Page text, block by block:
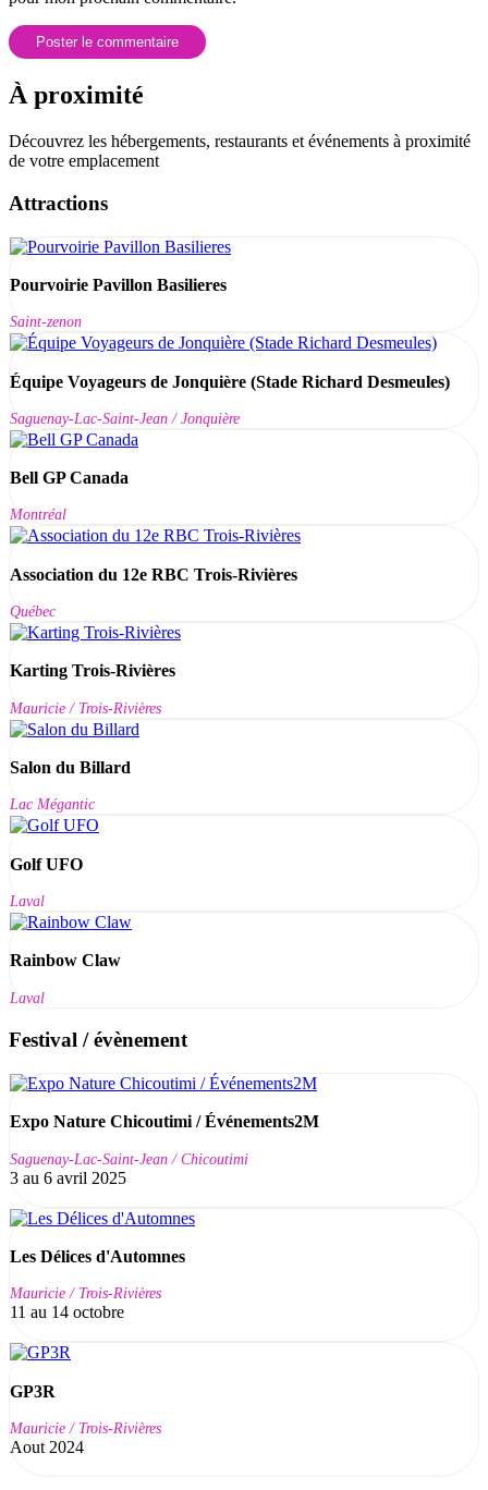
À proximité
Découvrez les hébergements, restaurants et événements à proximité
de votre emplacement
Attractions
Pourvoirie Pavillon Basilieres
Saint-zenon
Équipe Voyageurs de Jonquière (Stade Richard Desmeules)
Saguenay-Lac-Saint-Jean / Jonquière
Bell GP Canada
Montréal
Association du 12e RBC Trois-Rivières
Québec
Karting Trois-Rivières
Mauricie / Trois-Rivières
Salon du Billard
Lac Mégantic
Golf UFO
Laval
Rainbow Claw
Laval
Festival / évènement
Expo Nature Chicoutimi / Événements2M
Saguenay-Lac-Saint-Jean / Chicoutimi
3 au 6 avril 2025
Les Délices d'Automnes
Mauricie / Trois-Rivières
11 au 14 octobre
GP3R
Mauricie / Trois-Rivières
Aout 2024